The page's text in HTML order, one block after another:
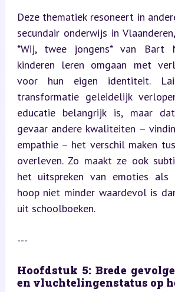
Deze thematiek resoneert in
secundair onderwijs in
*Wij, twee jongens* van Bart
kinderen leren omgaan met
voor hun eigen identiteit.
transformatie geleidelijk
educatie belangrijk is, maar
gevaar andere kwaliteiten –
empathie – het verschil maken
overleven. Zo maakt ze ook
het uitspreken van emoties als
hoop niet minder waardevol is
uit schoolboeken.
---
Hoofdstuk 5: Brede
en vluchtelingenstatus op